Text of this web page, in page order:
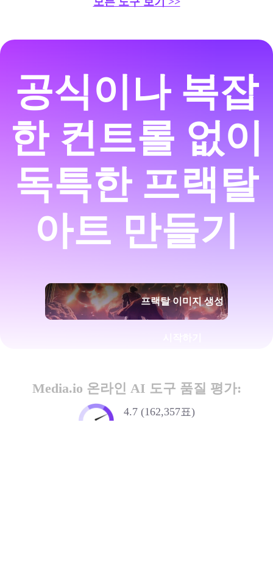
공식이나 복잡
한 컨트롤 없이
독특한 프랙탈
아트 만들기
프랙탈 이미지 생성
Media.io 온라인 AI 도구 품질 평가:
4.7 (162,357표)